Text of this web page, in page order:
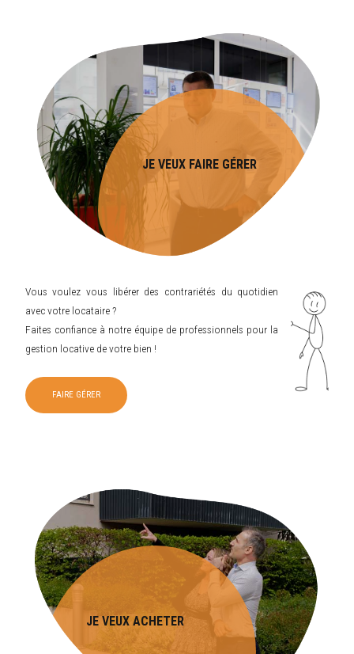
JE VEUX FAIRE GÉRER
Vous voulez vous libérer des contrariétés du quotidien
avec votre locataire ?
Faites confiance à notre équipe de professionnels pour la
gestion locative de votre bien !
FAIRE GÉRER
JE VEUX ACHETER